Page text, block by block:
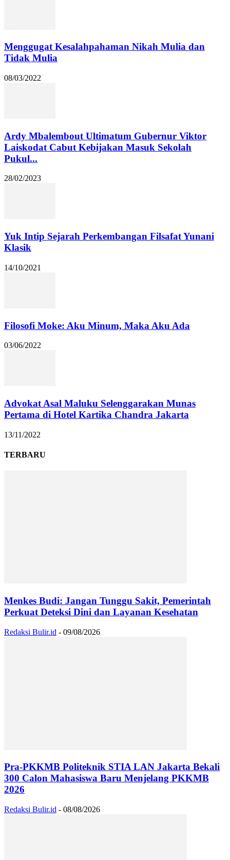
Menggugat Kesalahpahaman Nikah Mulia dan
Tidak Mulia
08/03/2022
Ardy Mbalembout Ultimatum Gubernur Viktor
Laiskodat Cabut Kebijakan Masuk Sekolah
Pukul...
28/02/2023
Yuk Intip Sejarah Perkembangan Filsafat Yunani
Klasik
14/10/2021
Filosofi Moke: Aku Minum, Maka Aku Ada
03/06/2022
Advokat Asal Maluku Selenggarakan Munas
Pertama di Hotel Kartika Chandra Jakarta
13/11/2022
TERBARU
Menkes Budi: Jangan Tunggu Sakit, Pemerintah
Perkuat Deteksi Dini dan Layanan Kesehatan
Redaksi Bulir.id - 09/08/2026
Pra-PKKMB Politeknik STIA LAN Jakarta Bekali
300 Calon Mahasiswa Baru Menjelang PKKMB
2026
Redaksi Bulir.id - 08/08/2026